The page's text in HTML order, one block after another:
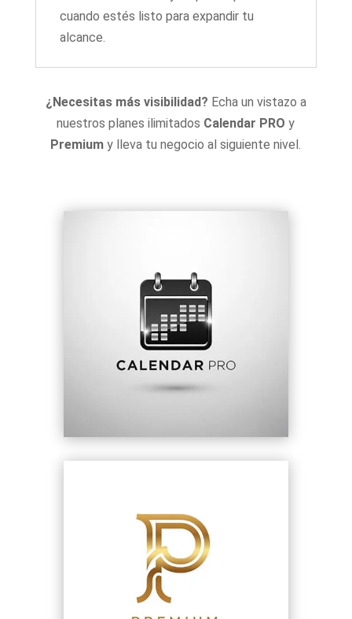
cuando estés listo para expandir tu
alcance.
¿Necesitas más visibilidad? Echa un vistazo a
nuestros planes ilimitados Calendar PRO y
Premium y lleva tu negocio al siguiente nivel.